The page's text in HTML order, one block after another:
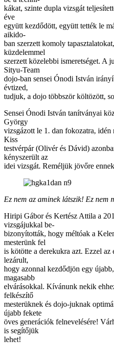
kákat, szinte dupla vizsgát
éve
együtt kezdődött, együtt tették le
aikido-
ban szerzett komoly
küzdelemmel
szerzett közelebbi ismeretséget. A
Sityu-Team
dojo-ban sensei Ónodi István
évtized,
tudjuk, a dojo többször költözött,
Sensei Ónodi István tanítványai
György
vizsgázott le 1. dan fokozatra,
Kiss
testvérpár (Olivér és Dávid)
kényszerült az
idei vizsgát. Reméljük jövőre
Ez nem az aminek látszik! Ez
Hiripi Gábor és Kertész Attila a
vizsgájukkal be-
bizonyították, hogy méltóak a
mesterünk fel
is kötötte a derekukra azt. Ezzel az
lezárult,
hogy azonnal kezdődjön egy
magasabb
elvárásokkal. Kívánunk nekik
felkészítő
mesterüknek és dojo-juknak
újabb fekete
öves generációk felnevelésére!
is segítőjük
lehet!